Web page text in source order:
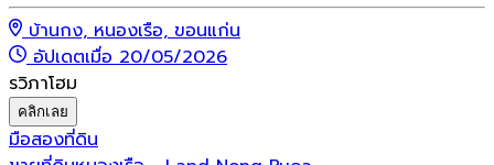
บ้านกง, หนองเรือ, ขอนแก่น
อัปเดตเมื่อ 20/05/2026
รวิภาโฮม
คลิกเลย
มือสองที่ดิน